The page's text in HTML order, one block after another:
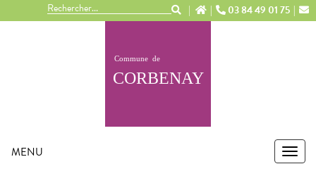
03 84 49 01 75
MENU
Panneau de gestion des cookies